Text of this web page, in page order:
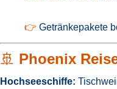
👉 Getränkepakete
🚢 Phoenix
Hochseeschiffe: